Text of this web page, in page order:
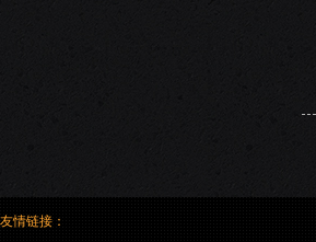
友情链接：